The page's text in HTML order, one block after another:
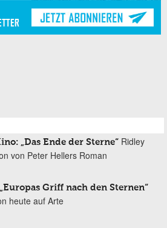
„Das Ende der Sterne“ Ridley
von Peter Hellers Roman
Griff nach den Sternen“
heute auf Arte